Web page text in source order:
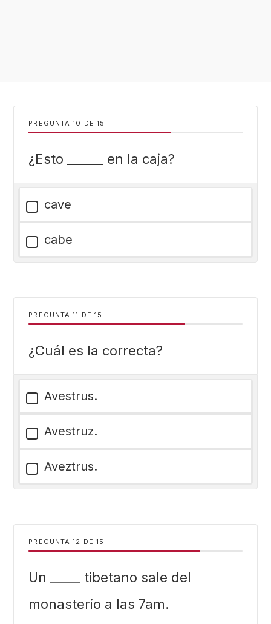
PREGUNTA DE 15
¿Esto ______ en la caja?
cave
cabe
PREGUNTA DE 15
¿Cuál es la correcta?
Avestrus.
Avestruz.
Aveztrus.
PREGUNTA DE 15
Un _____ tibetano sale del
monasterio a las 7am.